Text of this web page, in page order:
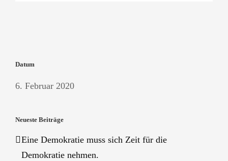
Datum
6. Februar 2020
Neueste Beiträge
Eine Demokratie muss sich Zeit für die
Demokratie nehmen.